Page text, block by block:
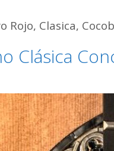
Rojo, Clasica,
Clásica